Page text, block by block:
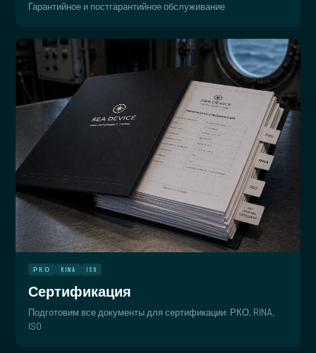
Гарантийное и постгарантийное обслуживание
РКО RINA ISO
Сертификация
Подготовим все документы для сертификации: РКО, RINA,
ISO